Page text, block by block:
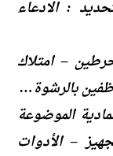
: الادعاء
– امتلاك
بالرشوة…
الموضوعة
– الأدوات